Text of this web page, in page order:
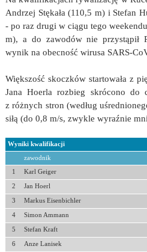
Andrzej Stękała (110,5 m) i Stefan
- po raz drugi w ciągu tego
m), a do zawodów nie przystąpił
wynik na obecność wirusa SARS-
Większość skoczków startowała z
Jana Hoerla rozbieg skrócono do
z różnych stron (według
siłą (do 0,8 m/s, zwykle wyraźnie
Wyniki kwalifikacji
zawodnik
1 Karl Geiger
2 Jan Hoerl
3 Markus Eisenbichler
4 Simon Ammann
5 Stefan Kraft
6 Anze Lanisek